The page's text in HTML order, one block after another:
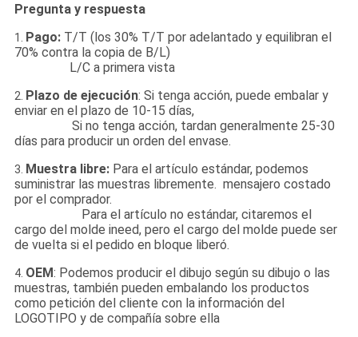
Pregunta y respuesta
1. Pago:T/T (los 30% T/T por adelantado y equilibran el
70% contra la copia de B/L)
L/C a primera vista
2. Plazo de ejecución: Si tenga acción, puede embalar y
enviar en el plazo de 10-15 días,
Si no tenga acción, tardan generalmente 25-30
días para producir un orden del envase.
3. Muestra libre:Para el artículo estándar, podemos
suministrar las muestras libremente. mensajero costado
por el comprador.
Para el artículo no estándar, citaremos el
cargo del molde ineed, pero el cargo del molde puede ser
de vuelta si el pedido en bloque liberó.
4. OEM: Podemos producir el dibujo según su dibujo o las
muestras, también pueden embalando los productos
como petición del cliente con la información del
LOGOTIPO y de compañía sobre ella